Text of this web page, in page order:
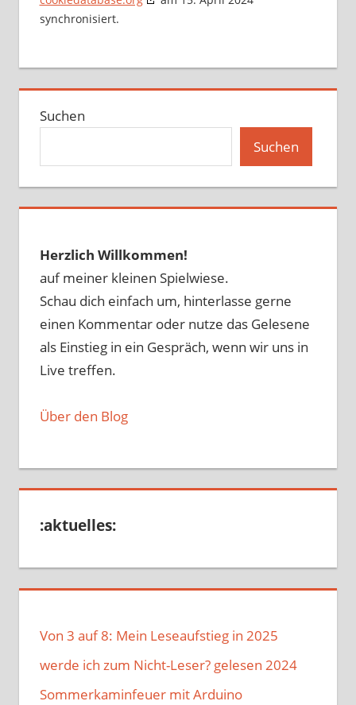
synchronisiert.
Suchen
Suchen
Herzlich Willkommen!
auf meiner kleinen Spielwiese.
Schau dich einfach um, hinterlasse gerne
einen Kommentar oder nutze das Gelesene
als Einstieg in ein Gespräch, wenn wir uns in
Live treffen.
Über den Blog
:aktuelles:
Von 3 auf 8: Mein Leseaufstieg in 2025
werde ich zum Nicht-Leser? gelesen 2024
Sommerkaminfeuer mit Arduino